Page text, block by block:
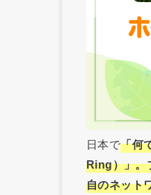
日本で「何
Ring）」。
自のネット